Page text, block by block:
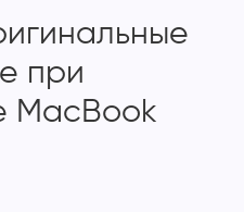
при
MacBook